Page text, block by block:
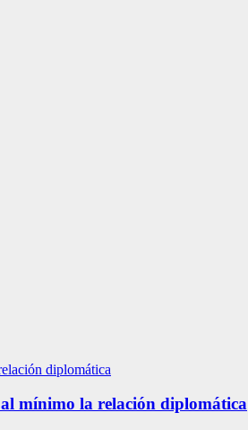
mínimo la relación diplomática